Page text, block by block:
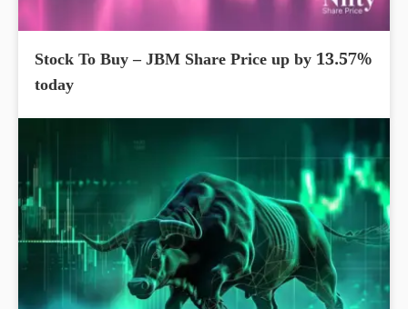
Stock To Buy – JBM Share Price up by 13.57%
today